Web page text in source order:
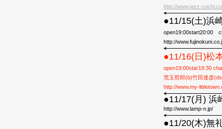
http://www.jazz-
●11/15(土)浜
open19:00start20:00
http://
●11/16(日)松
open19:00star19:30
荒玉哲郎(b)竹田達彦
http://www.my-
●11/17(月) 浜
http://www.lamp-n.jp/
●11/20(木)無